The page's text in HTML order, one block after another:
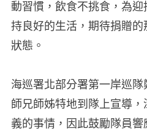
動習慣，飲食不挑食，為
持良好的生活，期待捐贈
狀態。
海巡署北部分署第一岸巡
師兄師姊特地到隊上宣導
義的事情，因此鼓勵隊員